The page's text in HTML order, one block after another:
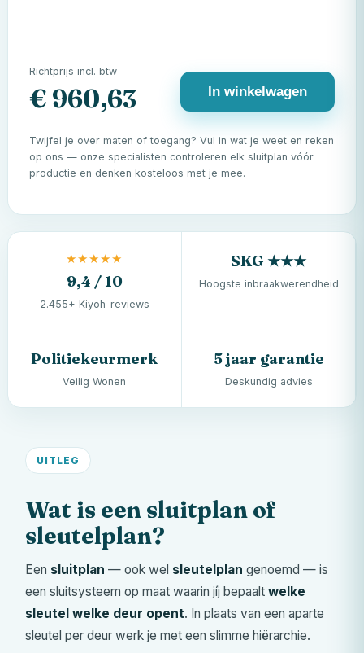
Richtprijs incl. btw
€ 960,63 In winkelwagen
Twijfel je over maten of toegang? Vul in wat je weet en reken
op ons — onze specialisten controleren elk sluitplan vóór
productie en denken kosteloos met je mee.
★★★★★
9,4 / 10
2.455+ Kiyoh-reviews
SKG ★★★
Hoogste inbraakwerendheid
Politiekeurmerk
Veilig Wonen
5 jaar garantie
Deskundig advies
UITLEG
Wat is een sluitplan of
sleutelplan?
Een sluitplan — ook wel sleutelplan genoemd — is
een sluitsysteem op maat waarin jíj bepaalt welke
sleutel welke deur opent. In plaats van een aparte
sleutel per deur werk je met een slimme hiërarchie.